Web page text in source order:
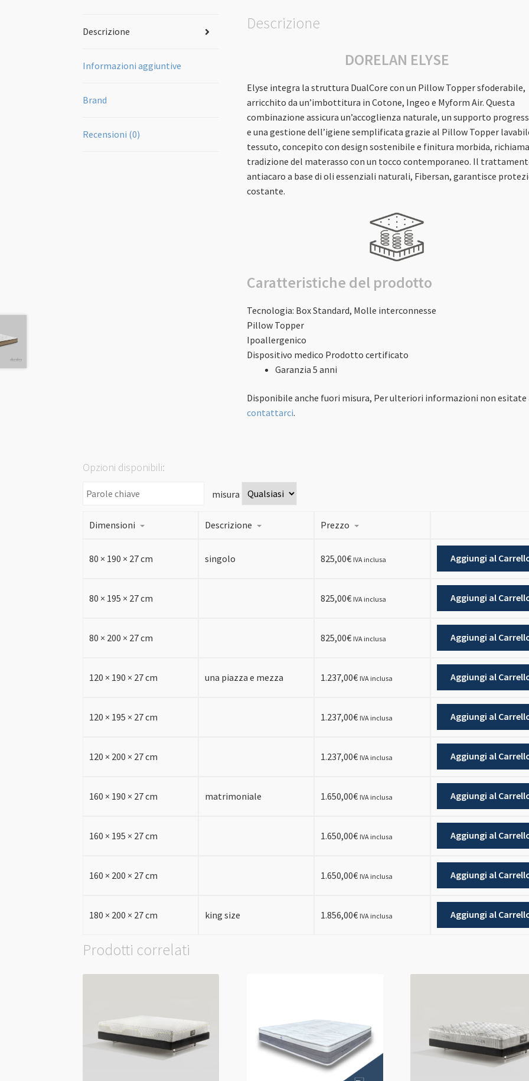
Descrizione
Informazioni aggiuntive
Brand
Recensioni (0)
Descrizione
DORELAN ELYSE
Elyse integra la struttura DualCore con un Pillow Topper sfoderabile,
arricchito da un’imbottitura in Cotone, Ingeo e Myform Air. Questa
combinazione assicura un’accoglienza naturale, un supporto
e una gestione dell’igiene semplificata grazie al Pillow Topper
tessuto, concepito con design sostenibile e finitura morbida,
tradizione del materasso con un tocco contemporaneo. Il
antiacaro a base di oli essenziali naturali, Fibersan, garantisce
costante.
Caratteristiche del prodotto
Tecnologia: Box Standard, Molle interconnesse
Pillow Topper
Ipoallergenico
Dispositivo medico Prodotto certificato
Garanzia 5 anni
Disponibile anche fuori misura, Per ulteriori informazioni non esitate
contattarci.
Opzioni disponibili:
misura
Dimensioni Descrizione Prezzo
80 × 190 × 27 cm singolo 825,00€ IVA inclusa Aggiungi al
80 × 195 × 27 cm 825,00€ IVA inclusa Aggiungi al
80 × 200 × 27 cm 825,00€ IVA inclusa Aggiungi al
120 × 190 × 27 cm una piazza e mezza 1.237,00€ IVA inclusa Aggiungi al
120 × 195 × 27 cm 1.237,00€ IVA inclusa Aggiungi al
120 × 200 × 27 cm 1.237,00€ IVA inclusa Aggiungi al
160 × 190 × 27 cm matrimoniale 1.650,00€ IVA inclusa Aggiungi al
160 × 195 × 27 cm 1.650,00€ IVA inclusa Aggiungi al
160 × 200 × 27 cm 1.650,00€ IVA inclusa Aggiungi al
180 × 200 × 27 cm king size 1.856,00€ IVA inclusa Aggiungi al
Prodotti correlati